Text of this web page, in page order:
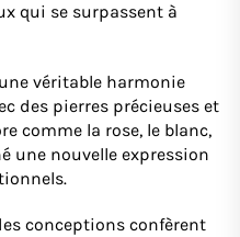
qui se surpassent à
véritable harmonie
des pierres précieuses et
comme la rose, le blanc,
une nouvelle expression
conceptions confèrent